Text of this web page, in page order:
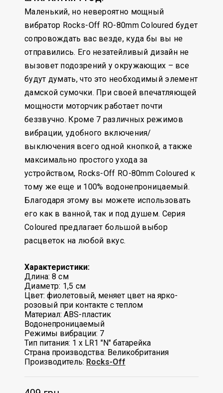
Маленький, но невероятно мощный
вибратор Rocks-Off RO-80mm Coloured будет
сопровождать вас везде, куда бы вы не
отправились. Его незатейливый дизайн не
вызовет подозрений у окружающих – все
будут думать, что это необходимый элемент
дамской сумочки. При своей впечатляющей
мощности моторчик работает почти
беззвучно. Кроме 7 различных режимов
вибрации, удобного включения/
выключения всего одной кнопкой, а также
максимально простого ухода за
устройством, Rocks-Off RO-80mm Coloured к
тому же еще и 100% водонепроницаемый.
Благодаря этому вы можете использовать
его как в ванной, так и под душем. Серия
Coloured предлагает большой выбор
расцветок на любой вкус.
Характеристики:
Длина: 8 см
Диаметр: 1,5 см
Цвет: фиолетовый, меняет цвет на ярко-
розовый при контакте с теплом
Материал: ABS-пластик
Водонепроницаемый
Режимы вибрации: 7
Тип питания: 1 х LR1 "N" батарейка
Страна производства: Великобритания
Производитель: Rocks-Off